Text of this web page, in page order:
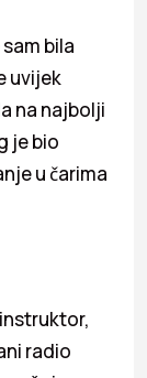
bila
uvijek
na najbolji
je bio
u čarima
radio